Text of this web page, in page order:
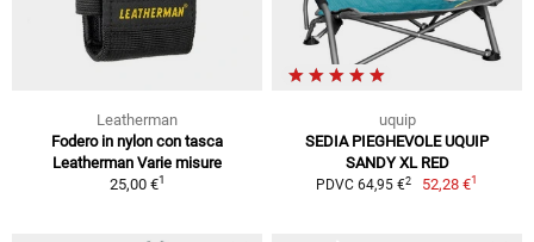
Leatherman
Fodero in nylon con tasca
Leatherman Varie misure
25,00 €1
uquip
SEDIA PIEGHEVOLE UQUIP
SANDY XL RED
PDVC 64,95 €2 52,28 €1